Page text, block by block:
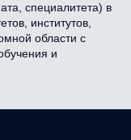
специалитета) в
институтов,
области с
и